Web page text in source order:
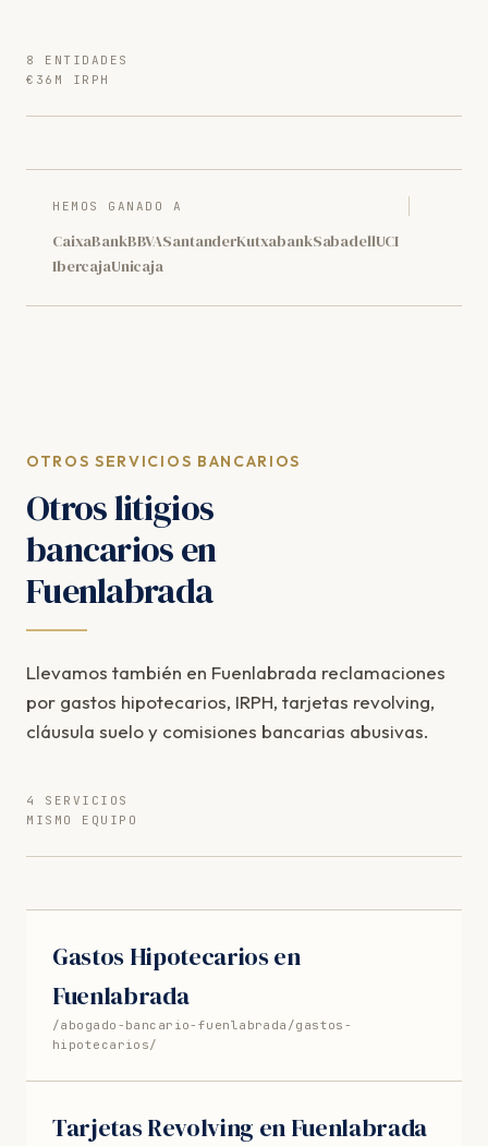
8 ENTIDADES
€36M IRPH
HEMOS GANADO A
CaixaBankBBVASantanderKutxabankSabadellUCI
IbercajaUnicaja
OTROS SERVICIOS BANCARIOS
Otros litigios
bancarios en
Fuenlabrada
Llevamos también en Fuenlabrada reclamaciones
por gastos hipotecarios, IRPH, tarjetas revolving,
cláusula suelo y comisiones bancarias abusivas.
4 SERVICIOS
MISMO EQUIPO
Gastos Hipotecarios en
Fuenlabrada
/abogado-bancario-fuenlabrada/gastos-
hipotecarios/
Tarjetas Revolving en Fuenlabrada